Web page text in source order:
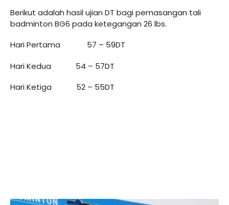
Berikut adalah hasil ujian DT bagi pemasangan tali
badminton BG6 pada ketegangan 26 lbs.
Hari Pertama 57 – 59DT
Hari Kedua 54 – 57DT
Hari Ketiga 52 – 55DT